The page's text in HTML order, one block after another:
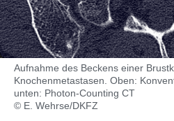
Aufnahme des Beckens einer
Knochenmetastasen. Oben:
unten: Photon-Counting CT
© E. Wehrse/DKFZ